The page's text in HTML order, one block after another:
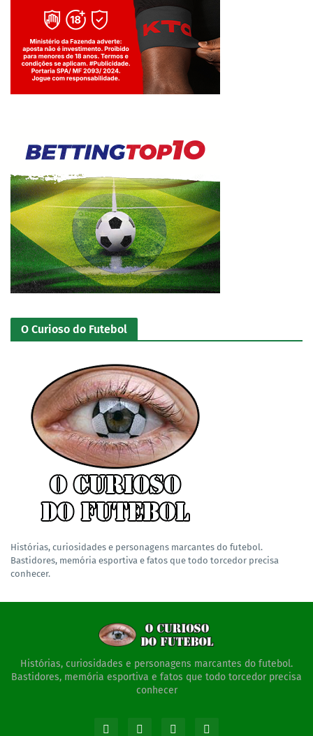
Jogue com responsabilidade. 18+
O Curioso do Futebol
Histórias, curiosidades e personagens marcantes do futebol.
Bastidores, memória esportiva e fatos que todo torcedor precisa
conhecer.
Histórias, curiosidades e personagens marcantes do futebol.
Bastidores, memória esportiva e fatos que todo torcedor precisa
conhecer